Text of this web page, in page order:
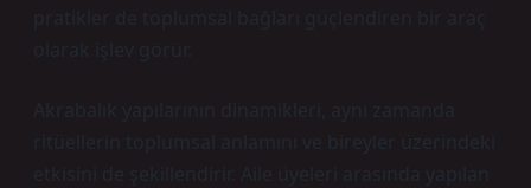
pratikler de toplumsal bağları güçlendiren bir araç
olarak işlev görür.
Akrabalık yapılarının dinamikleri, aynı zamanda
ritüellerin toplumsal anlamını ve bireyler üzerindeki
etkisini de şekillendirir. Aile üyeleri arasında yapılan